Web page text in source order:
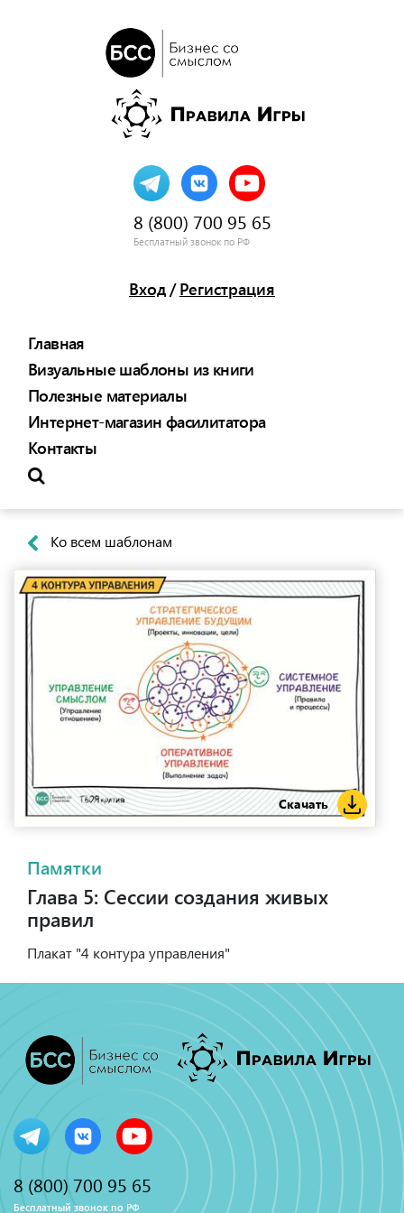
8 (800) 700 95 65
Бесплатный звонок по РФ
Вход/ Регистрация
Главная
Визуальные шаблоны из книги
Полезные материалы
Интернет-магазин фасилитатора
Контакты
Ко всем шаблонам
Скачать
Памятки
Глава 5: Сессии создания живых
правил
Плакат "4 контура управления"
8 (800) 700 95 65
Бесплатный звонок по РФ